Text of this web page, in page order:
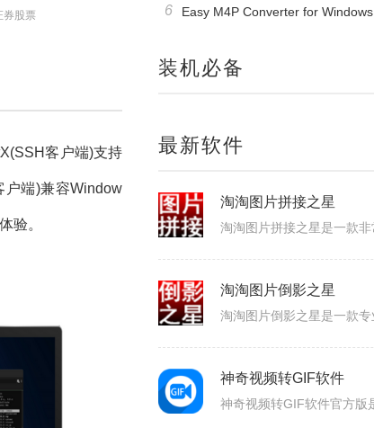
券股票
客户端)支持
户端)兼容Window
验。
6 Easy M4P Converter for
装机必备
最新软件
淘淘图片拼接之星
淘淘图片倒影之星
神奇视频转GIF软件